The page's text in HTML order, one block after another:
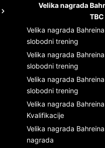
Velika nagrada
TBC
Velika nagrada
slobodni trening
Velika nagrada
slobodni trening
Velika nagrada
slobodni trening
Velika nagrada
Kvalifikacije
Velika nagrada
nagrada